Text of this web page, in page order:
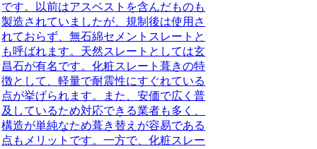
です。
以前はアスベストを含んだものも
製造されていましたが、規制後は使用さ
れておらず、無石綿セメントスレートと
も呼ばれます。 天然スレートとしては玄
昌石が有名です。化粧スレート葺きの特
徴として、軽量で耐震性にすぐれている
点が挙げられます。また、安価で広く普
及しているため対応できる業者も多く、
構造が単純なため葺き替えが容易である
点もメリットです。一方で、化粧スレー